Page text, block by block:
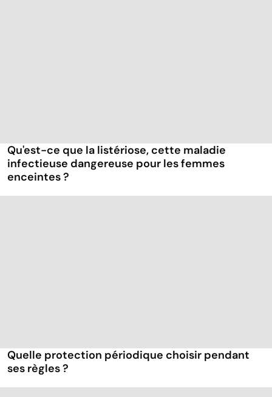
Qu'est-ce que la listériose, cette maladie
infectieuse dangereuse pour les femmes
enceintes ?
Quelle protection périodique choisir pendant
ses règles ?